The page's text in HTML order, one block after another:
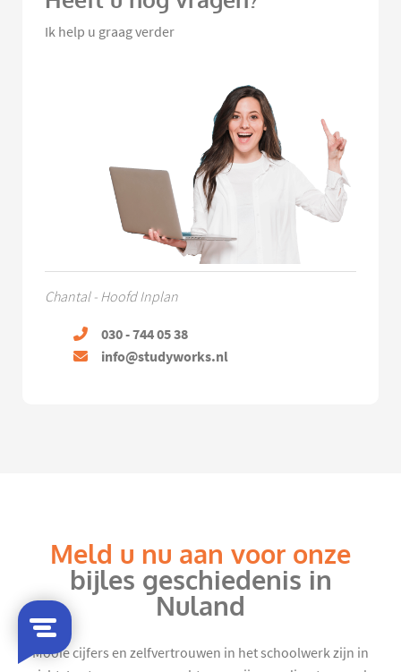
Ik help u graag verder
Chantal - Hoofd Inplan
030 - 744 05 38
info@studyworks.nl
Meld u nu aan voor onze
bijles geschiedenis in
Nuland
Mooie cijfers en zelfvertrouwen in het schoolwerk zijn in